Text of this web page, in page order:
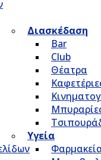
Διασκέδαση
Bar
Club
Θέατρα
Υγεία